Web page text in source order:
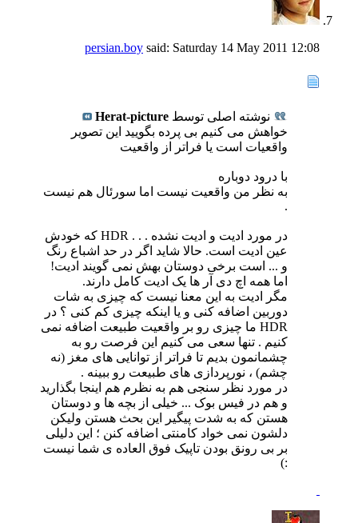
persian.boy said: Saturday 14 May 2011 12:08
نوشته اصلی توسط Herat-picture
خواهش می کنیم بی پرده بگویید این تصویر
واقعیات است یا فراتر از واقعیت
با درود دوباره
به نظر من واقعیت نیست اما سورئال هم نیست
.
در مورد ادیت و ادیت نشده . . . HDR که خودش
عین ادیت است. حالا شاید اگر در حد اشباع رنگ
و ... است برخی دوستان بهش نمی گویند ادیت!
اما همه اچ دی آر ها یک ادیت کامل دارند.
مگر ادیت به این معنا نیست که چیزی به شات
دوربین اضافه کنی و یا اینکه چیزی کم کنی ؟ در
HDR ما چیزی رو بر واقعیت طبیعت اضافه نمی
کنیم . تنها سعی می کنیم این فرصت رو به
چشمانمون بدیم تا فراتر از توانایی های مغز (نه
چشم) ، نورپردازی های طبیعت رو ببینه .
در مورد نظر سنجی هم به نظرم هم اینجا بگذارید
و هم در فیس بوک ... خیلی از بچه ها و دوستان
هستن که به شدت پیگیر این بحث هستن ولیکن
دلشون نمی خواد کامنتی اضافه کنن ؛ این دلیلی
بر بی رونق بودن تاپیک فوق العاده ی شما نیست
:)